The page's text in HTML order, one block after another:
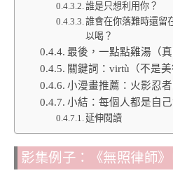
誰是只想利用你？
誰會在你落難時還留
以喝？
最後，一點點雞湯（真
關鍵詞：virtù（不是美
小漫畫推薦：火影忍
小結：每個人都是自
延伸閱讀
影集例子：《無照律師》